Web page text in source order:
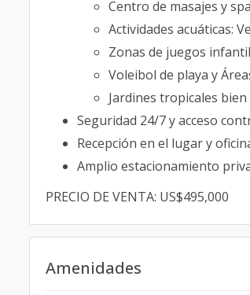
Centro de masajes y spa
Actividades acuáticas:
Zonas de juegos
Voleibol de playa y
Jardines tropicales bien
Seguridad 24/7 y acceso
Recepción en el lugar y
Amplio estacionamiento
PRECIO DE VENTA: US$495,000
Amenidades